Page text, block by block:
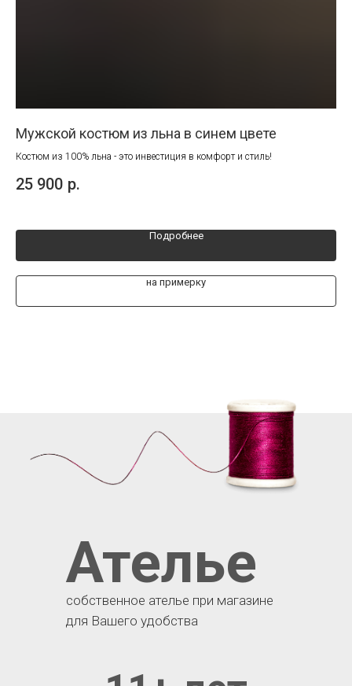
Мужской костюм из льна в синем цвете
Костюм из 100% льна - это инвестиция в комфорт и стиль!
25 900 р.
Подробнее
на примерку
Ателье
собственное ателье при магазине
для Вашего удобства